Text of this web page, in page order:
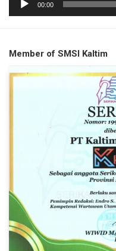
00:00
Member of SMSI Kaltim